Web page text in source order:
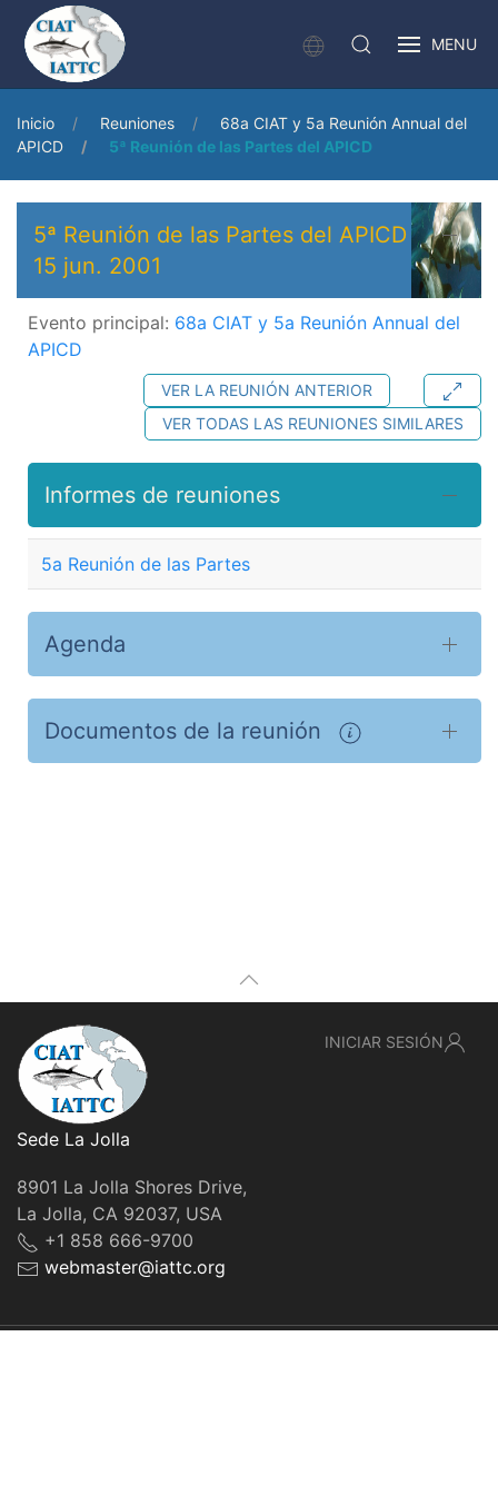
MENU
Inicio Reuniones
68a CIAT y 5a Reunión Annual del
APICD
5ª Reunión de las Partes del APICD
5ª Reunión de las Partes del APICD
15 jun. 2001
Evento principal: 68a CIAT y 5a Reunión Annual del
APICD
VER LA REUNIÓN ANTERIOR
VER TODAS LAS REUNIONES SIMILARES
Informes de reuniones
5a Reunión de las Partes
Agenda
Documentos de la reunión
Sede La Jolla
8901 La Jolla Shores Drive,
La Jolla, CA 92037, USA
+1 858 666-9700
webmaster@iattc.org
INICIAR SESIÓN